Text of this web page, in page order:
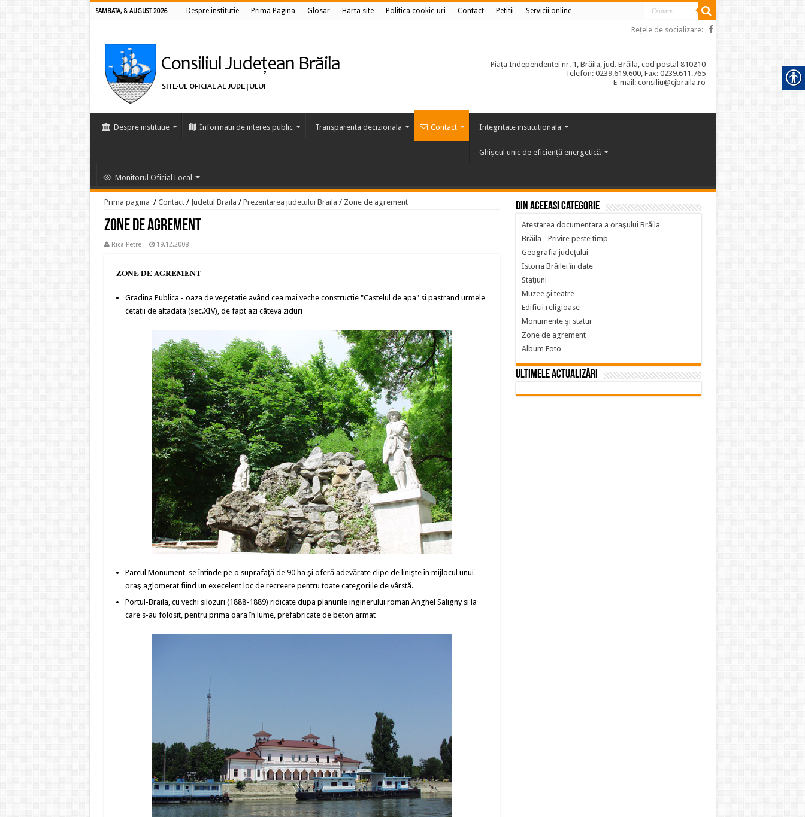
SAMBATA, 8 AUGUST 2026 Despre institutie Prima Pagina Glosar Harta site Politica cookie-uri Contact Petitii Servicii online
Rețele de socializare:
Piața Independenței nr. 1, Brăila, jud. Brăila, cod poștal 810210
Telefon: 0239.619.600, Fax: 0239.611.765
E-mail: consiliu@cjbraila.ro
Despre institutie Informatii de interes public Transparenta decizionala Contact Integritate institutionala
Ghișeul unic de eficiență energetică
Monitorul Oficial Local
Prima pagina / Contact / Judetul Braila / Prezentarea judetului Braila / Zone de agrement
Zone de agrement
Rica Petre 19.12.2008
ZONE DE AGREMENT
Gradina Publica - oaza de vegetatie având cea mai veche constructie "Castelul de apa" si pastrand urmele
cetatii de altadata (sec.XIV), de fapt azi câteva ziduri
Parcul Monument se întinde pe o suprafaţă de 90 ha şi oferă adevărate clipe de linişte în mijlocul unui
oraş aglomerat fiind un execelent loc de recreere pentru toate categoriile de vârstă.
Portul-Braila, cu vechi silozuri (1888-1889) ridicate dupa planurile inginerului roman Anghel Saligny si la
care s-au folosit, pentru prima oara în lume, prefabricate de beton armat
Din aceeasi categorie
Atestarea documentara a oraşului Brăila
Brăila - Privire peste timp
Geografia judeţului
Istoria Brăilei în date
Staţiuni
Muzee şi teatre
Edificii religioase
Monumente şi statui
Zone de agrement
Album Foto
Ultimele actualizări